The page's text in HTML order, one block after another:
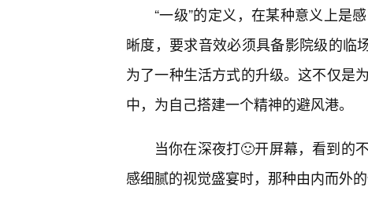
“一级”的定义，在某种意义上是
晰度，要求音效必须具备影院级的临
为了一种生活方式的升级。这不仅是
中，为自己搭建一个精神的避风港。
当你在深夜打🙂开屏幕，看到的
感细腻的视觉盛宴时，那种由内而外